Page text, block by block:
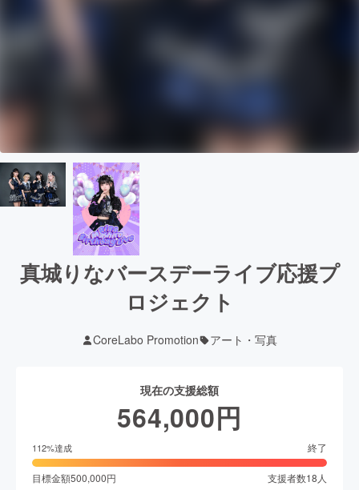
真城りなバースデーライブ応援プ
ロジェクト
CoreLabo Promotion アート・写真
現在の支援総額
564,000円
112%達成 終了
目標金額500,000円 支援者数18人